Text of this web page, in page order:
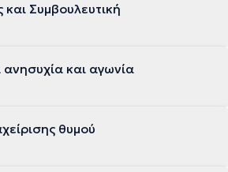
Συμβουλευτική
ανησυχία και αγωνία
θυμού